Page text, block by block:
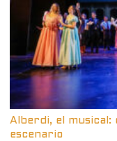
Alberdi, el musical:
escenario